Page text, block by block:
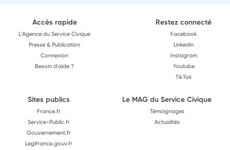
Accès rapide
L'Agence du Service Civique
Presse & Publication
Connexion
Besoin d'aide ?
Restez connecté
Facebook
Linkedin
Instagram
Youtube
TikTok
Sites publics
France.fr
Service-Public.fr
Gouvernement.fr
Legifrance.gouv.fr
Le MAG du Service Civique
Témoignages
Actualités